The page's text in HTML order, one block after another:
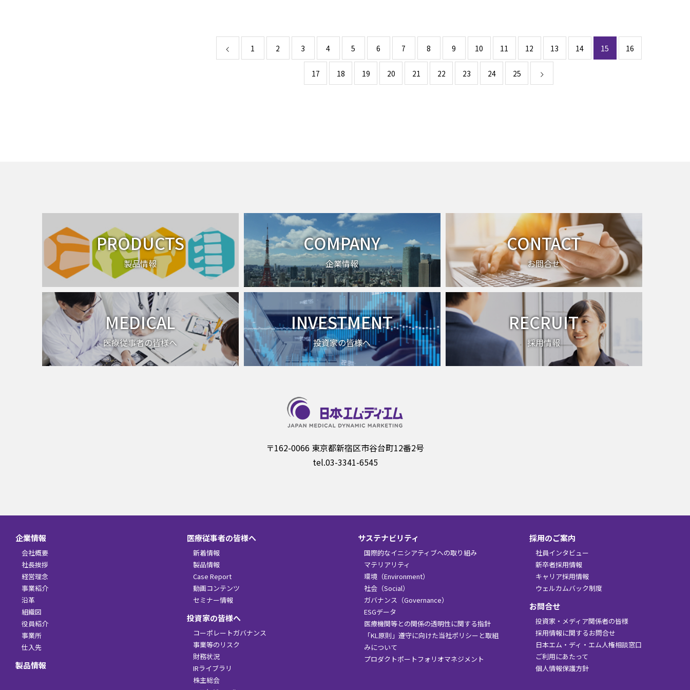
1 2 3 4 5 6 7 8 9 10 11 12 13 14 15 16
17 18 19 20 21 22 23 24 25
PRODUCTS
製品情報
COMPANY
企業情報
CONTACT
お問合せ
MEDICAL
医療従事者の皆様へ
INVESTMENT
投資家の皆様へ
RECRUIT
採用情報
〒162-0066 東京都新宿区市谷台町12番2号
tel.03-3341-6545
企業情報
会社概要
社長挨拶
経営理念
事業紹介
沿革
組織図
役員紹介
事業所
仕入先
製品情報
医療従事者の皆様へ
新着情報
製品情報
Case Report
動画コンテンツ
セミナー情報
投資家の皆様へ
コーポレートガバナンス
事業等のリスク
財務状況
IRライブラリ
株主総会
サステナビリティ
国際的なイニシアティブへの取り組み
マテリアリティ
環境（Environment）
社会（Social）
ガバナンス（Governance）
ESGデータ
医療機関等との関係の透明性に関する指針
「KL原則」遵守に向けた当社ポリシーと取組
みについて
プロダクトポートフォリオマネジメント
採用のご案内
社員インタビュー
新卒者採用情報
キャリア採用情報
ウェルカムバック制度
お問合せ
投資家・メディア関係者の皆様
採用情報に関するお問合せ
日本エム・ディ・エム人権相談窓口
ご利用にあたって
個人情報保護方針